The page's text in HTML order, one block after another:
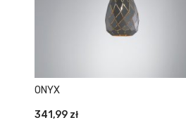
ONYX
341,99 zł